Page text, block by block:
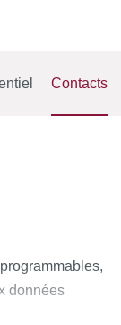
Contacts
données